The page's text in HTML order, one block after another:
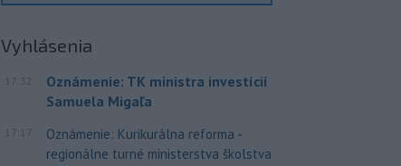
Vyhlásenia
17:32
Oznámenie: TK ministra investícií
Samuela Migaľa
17:17
Oznámenie: Kurikurálna reforma -
regionálne turné ministerstva školstva